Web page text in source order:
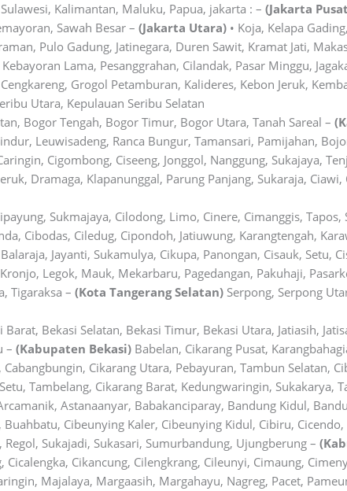
Kalimantan, Maluku, Papua, jakarta : –(Jakarta
Sawah Besar –(Jakarta Utara) • Koja, Kelapa
Pulo Gadung, Jatinegara, Duren Sawit, Kramat Jati,
Lama, Pesanggrahan, Cilandak, Pasar Minggu,
Cengkareng, Grogol Petamburan, Kalideres, Kebon Jeruk,
Utara, Kepulauan Seribu Selatan
Bogor Tengah, Bogor Timur, Bogor Utara, Tanah Sareal –
Leuwisadeng, Ranca Bungur, Tamansari, Pamijahan,
Cigombong, Ciseeng, Jonggol, Nanggung, Sukajaya,
Dramaga, Klapanunggal, Parung Panjang, Sukaraja,
Sukmajaya, Cilodong, Limo, Cinere, Cimanggis, Tapos,
Cibodas, Ciledug, Cipondoh, Jatiuwung, Karangtengah,
Balaraja, Jayanti, Sukamulya, Cikupa, Panongan, Cisauk, Setu,
Legok, Mauk, Mekarbaru, Pagedangan, Pakuhaji,
Tigaraksa –(Kota Tangerang Selatan) Serpong, Serpong
Barat, Bekasi Selatan, Bekasi Timur, Bekasi Utara, Jatiasih,
–(Kabupaten Bekasi) Babelan, Cikarang Pusat,
Cikarang Utara, Pebayuran, Tambun Selatan,
Tambelang, Cikarang Barat, Kedungwaringin, Sukakarya,
Astanaanyar, Babakanciparay, Bandung Kidul,
Cibeunying Kaler, Cibeunying Kidul, Cibiru,
Sukajadi, Sukasari, Sumurbandung, Ujungberung –
Cikancung, Cilengkrang, Cileunyi, Cimaung,
Majalaya, Margaasih, Margahayu, Nagreg, Pacet,